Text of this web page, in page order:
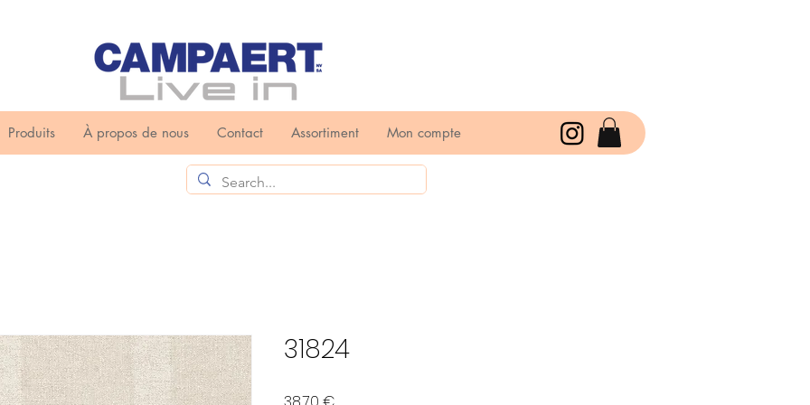
Produits À propos de nous Contact Assortiment Mon compte
31824